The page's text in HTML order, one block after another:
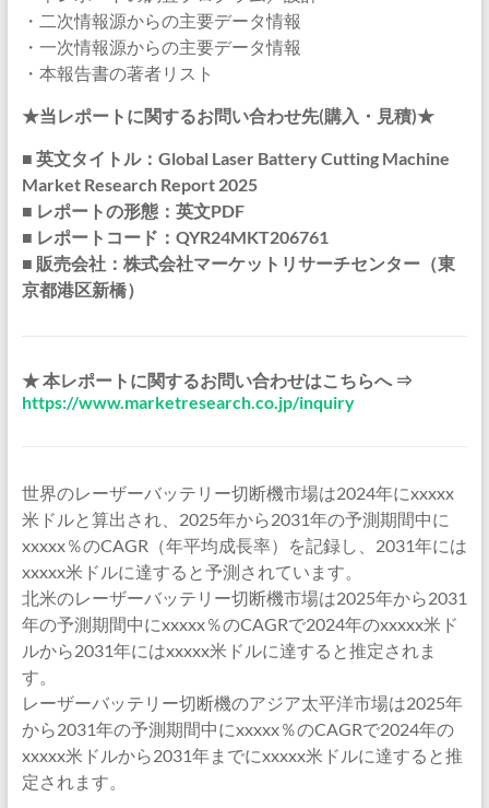
・二次情報源からの主要データ情報
・一次情報源からの主要データ情報
・本報告書の著者リスト
★当レポートに関するお問い合わせ先(購入・見積)★
■ 英文タイトル：Global Laser Battery Cutting Machine
Market Research Report 2025
■ レポートの形態：英文PDF
■ レポートコード：QYR24MKT206761
■ 販売会社：株式会社マーケットリサーチセンター（東
京都港区新橋）
★ 本レポートに関するお問い合わせはこちらへ ⇒
https://www.marketresearch.co.jp/inquiry
世界のレーザーバッテリー切断機市場は2024年にxxxxx
米ドルと算出され、2025年から2031年の予測期間中に
xxxxx％のCAGR（年平均成長率）を記録し、2031年には
xxxxx米ドルに達すると予測されています。
北米のレーザーバッテリー切断機市場は2025年から2031
年の予測期間中にxxxxx％のCAGRで2024年のxxxxx米ド
ルから2031年にはxxxxx米ドルに達すると推定されま
す。
レーザーバッテリー切断機のアジア太平洋市場は2025年
から2031年の予測期間中にxxxxx％のCAGRで2024年の
xxxxx米ドルから2031年までにxxxxx米ドルに達すると推
定されます。